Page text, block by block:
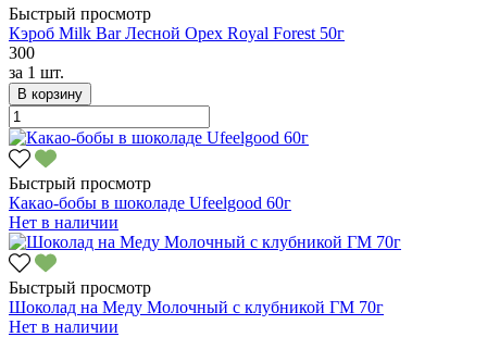
Быстрый просмотр
Кэроб Milk Bar Лесной Орех Royal Forest 50г
300
за 1 шт.
В корзину
Быстрый просмотр
Какао-бобы в шоколаде Ufeelgood 60г
Нет в наличии
Быстрый просмотр
Шоколад на Меду Молочный с клубникой ГМ 70г
Нет в наличии